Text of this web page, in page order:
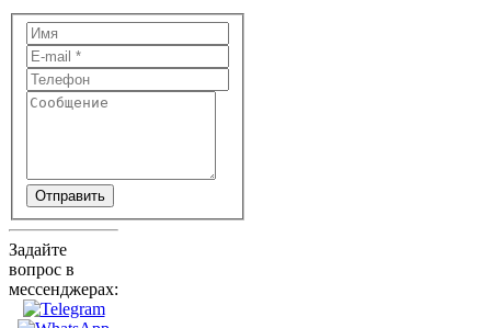
Отправить
Задайте
вопрос в
мессенджерах: